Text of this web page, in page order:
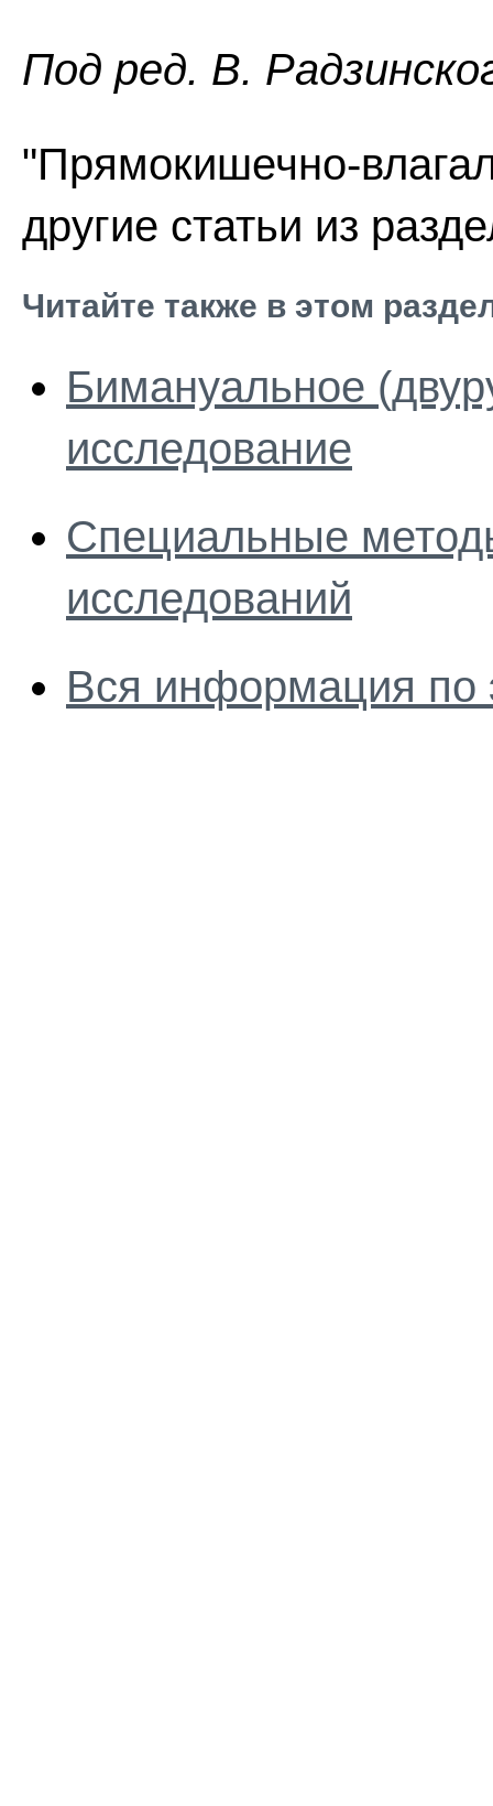
Пoд peд. В.
"Прямокишечно-
другие статьи из
Читайте также в этом
Бимануальное
исследование
Специальные
исследований
Вся информация по